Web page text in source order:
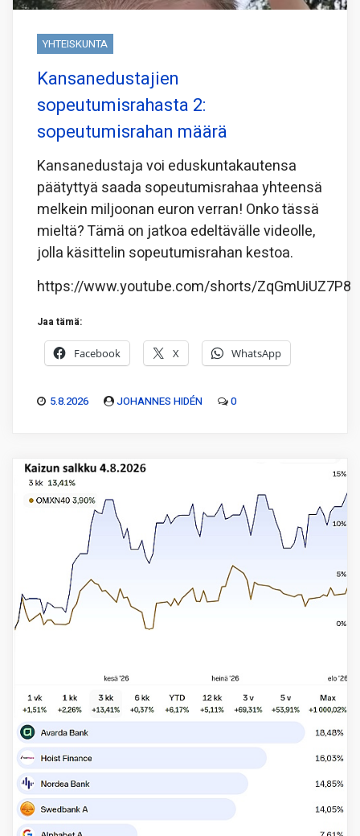
YHTEISKUNTA
Kansanedustajien
sopeutumisrahasta 2:
sopeutumisrahan määrä
Kansanedustaja voi eduskuntakautensa
päätyttyä saada sopeutumisrahaa yhteensä
melkein miljoonan euron verran! Onko tässä
mieltä? Tämä on jatkoa edeltävälle videolle,
jolla käsittelin sopeutumisrahan kestoa.
https://www.youtube.com/shorts/ZqGmUiUZ7P8
Jaa tämä:
Facebook X WhatsApp
5.8.2026 JOHANNES HIDÉN 0